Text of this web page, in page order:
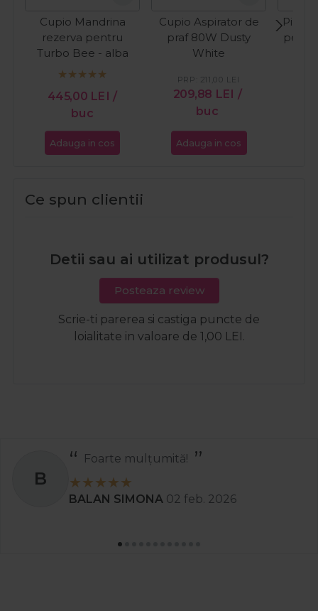
Cupio Mandrina
rezerva pentru
Turbo Bee - alba
445,00 LEI
/
buc
Adauga in cos
Cupio Aspirator de
praf 80W Dusty
White
209,88 LEI
/
buc
PRP: 211,00 LEI
Adauga in cos
Pinx
Ce spun clientii
Detii sau ai utilizat produsul?
Posteaza review
Scrie-ti parerea si castiga puncte de
loialitate in valoare de 1,00 LEI.
Recomand
Stanciu Aura Andreea 02 apr. 2025